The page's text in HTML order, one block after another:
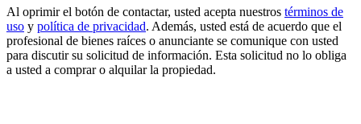
Al oprimir el botón de contactar, usted acepta nuestros términos de
uso y política de privacidad. Además, usted está de acuerdo que el
profesional de bienes raíces o anunciante se comunique con usted
para discutir su solicitud de información. Esta solicitud no lo obliga
a usted a comprar o alquilar la propiedad.